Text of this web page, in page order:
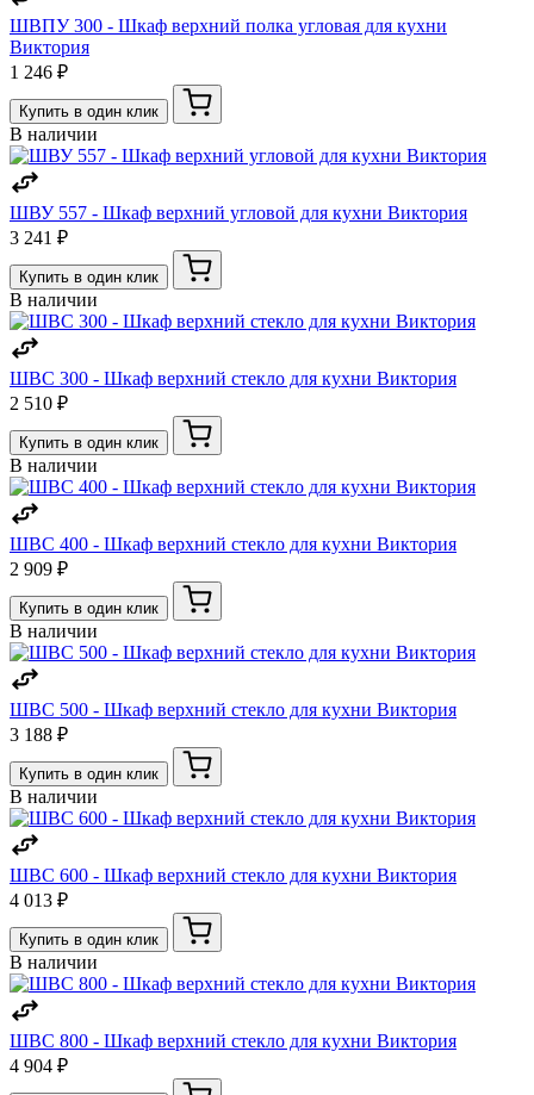
ШВПУ 300 - Шкаф верхний полка угловая для кухни
Виктория
1 246 ₽
Купить в один клик
В наличии
ШВУ 557 - Шкаф верхний угловой для кухни Виктория
3 241 ₽
Купить в один клик
В наличии
ШВС 300 - Шкаф верхний стекло для кухни Виктория
2 510 ₽
Купить в один клик
В наличии
ШВС 400 - Шкаф верхний стекло для кухни Виктория
2 909 ₽
Купить в один клик
В наличии
ШВС 500 - Шкаф верхний стекло для кухни Виктория
3 188 ₽
Купить в один клик
В наличии
ШВС 600 - Шкаф верхний стекло для кухни Виктория
4 013 ₽
Купить в один клик
В наличии
ШВС 800 - Шкаф верхний стекло для кухни Виктория
4 904 ₽